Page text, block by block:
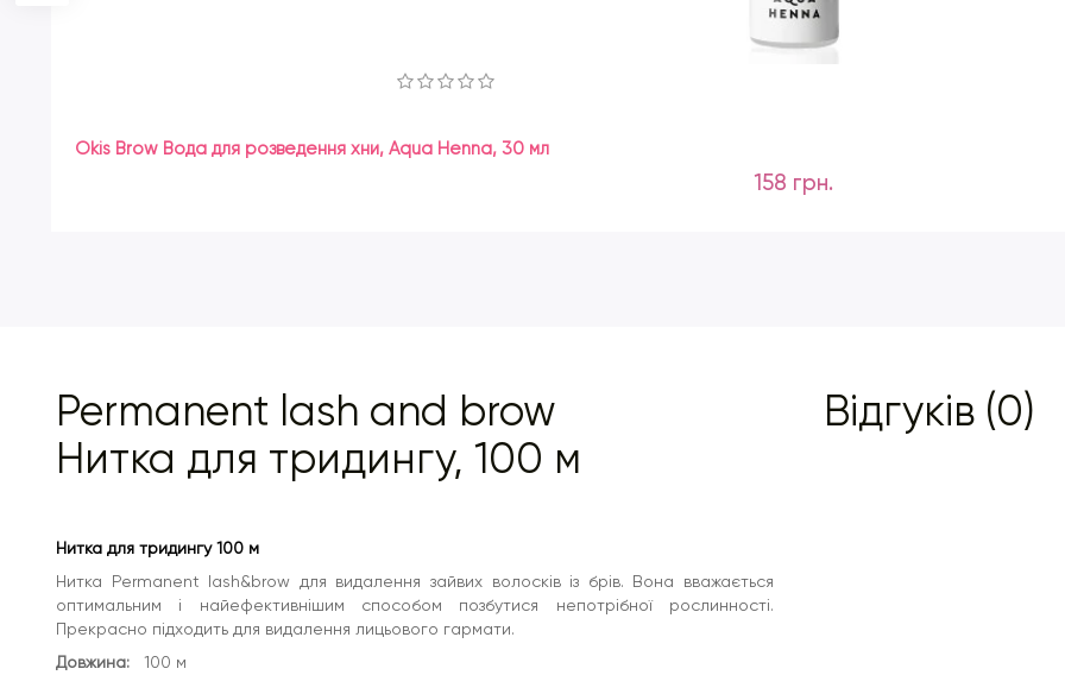
Okis Brow Вода для розведення хни, Aqua Henna, 30 мл
158 грн.
Permanent lash and brow
Нитка для тридингу, 100 м
Нитка для тридингу 100 м
Нитка Permanent lash&brow для видалення зайвих волосків із брів. Вона вважається
оптимальним і найефективнішим способом позбутися непотрібної рослинності.
Прекрасно підходить для видалення лицьового гармати.
Довжина:
100 м
Відгуків (0)